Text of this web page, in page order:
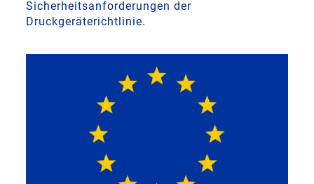
Sicherheitsanforderungen der
Druckgeräterichtlinie.